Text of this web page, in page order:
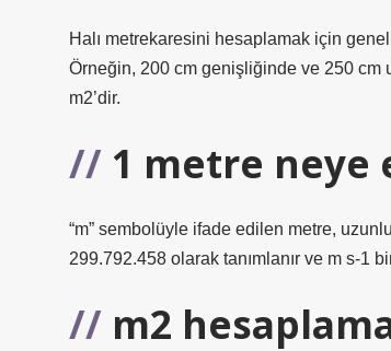
Halı metrekaresini hesaplamak için
Örneğin, 200 cm genişliğinde ve 250 cm
m2’dir.
1 metre neye
“m” sembolüyle ifade edilen metre,
299.792.458 olarak tanımlanır ve m s-1
m2